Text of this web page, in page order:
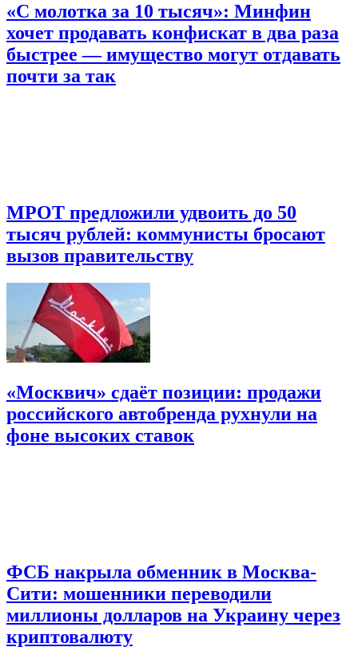
«С молотка за 10 тысяч»: Минфин
хочет продавать конфискат в два раза
быстрее — имущество могут отдавать
почти за так
МРОТ предложили удвоить до 50
тысяч рублей: коммунисты бросают
вызов правительству
«Москвич» сдаёт позиции: продажи
российского автобренда рухнули на
фоне высоких ставок
ФСБ накрыла обменник в Москва-
Сити: мошенники переводили
миллионы долларов на Украину через
криптовалюту